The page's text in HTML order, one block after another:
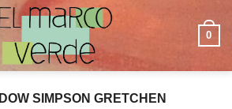
0
DOW SIMPSON GRETCHEN